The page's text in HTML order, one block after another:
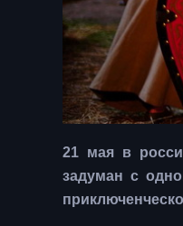
21 мая в
задуман с